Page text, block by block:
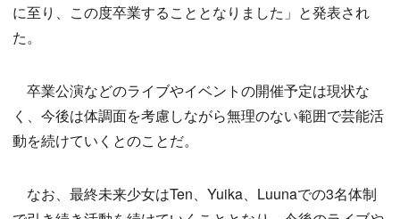
に至り、この度卒業することとなりました」と発表され
た。
卒業公演などのライブやイベントの開催予定は現状な
く、今後は体調面を考慮しながら無理のない範囲で芸能活
動を続けていくとのことだ。
なお、最終未来少女はTen、Yuika、Luunaでの3名体制